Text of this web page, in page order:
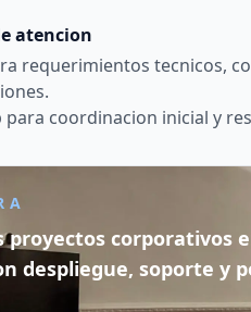
atencion
requerimientos tecnicos,
para coordinacion inicial y
proyectos corporativos
despliegue, soporte y